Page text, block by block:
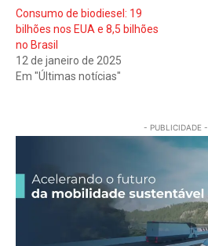
Consumo de biodiesel: 19
bilhões nos EUA e 8,5 bilhões
no Brasil
12 de janeiro de 2025
Em "Últimas notícias"
- PUBLICIDADE -